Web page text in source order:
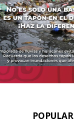
POPULAR